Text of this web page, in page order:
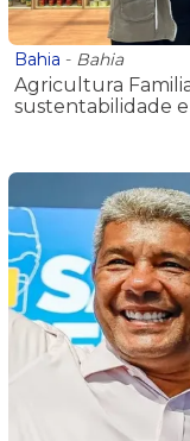
Bahia - Bahia
Agricultura
sustentabilidade